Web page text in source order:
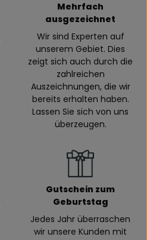
Mehrfach
ausgezeichnet
Wir sind Experten auf
unserem Gebiet. Dies
zeigt sich auch durch die
zahlreichen
Auszeichnungen, die wir
bereits erhalten haben.
Lassen Sie sich von uns
überzeugen.
Gutschein zum
Geburtstag
Jedes Jahr überraschen
wir unsere Kunden mit